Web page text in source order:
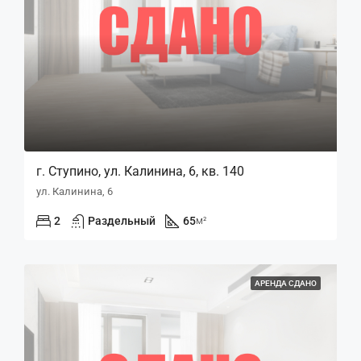
г. Ступино, ул. Калинина, 6, кв. 140
ул. Калинина, 6
2 Раздельный 65м²
АРЕНДА СДАНО